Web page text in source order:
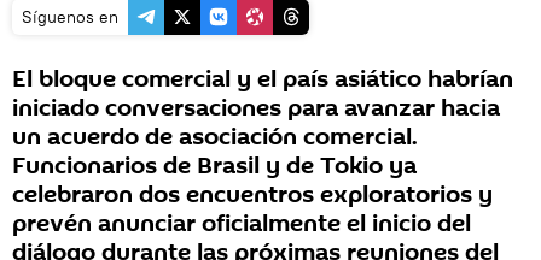
Síguenos en
El bloque comercial y el país asiático habrían
iniciado conversaciones para avanzar hacia
un acuerdo de asociación comercial.
Funcionarios de Brasil y de Tokio ya
celebraron dos encuentros exploratorios y
prevén anunciar oficialmente el inicio del
diálogo durante las próximas reuniones del